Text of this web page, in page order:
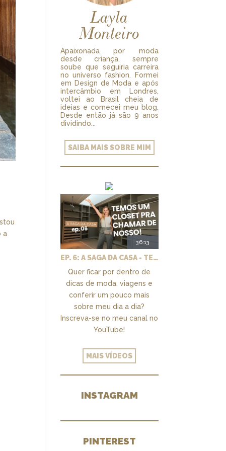
a
Layla
Monteiro
Apaixonada por moda
desde criança, sempre
soube que seguiria carreira
no universo fashion. Formei
em Design de Moda e após
intercâmbio em Londres,
voltei ao Brasil cheia de
ideias e comecei meu blog.
Desde então já são 9 anos
dividindo...
SAIBA MAIS SOBRE MIM
36:13
EP. 6: A SAGA DA CASA - TEMOS UM CLOSET PRA CHAMAR DE NOSSO + MARCENARIA E PAISAGISMO
Quer ficar por dentro de
dicas de moda, viagens e
conferir um pouco mais
sobre meu dia a dia?
Inscreva-se no meu canal no
YouTube!
MAIS VÍDEOS
INSTAGRAM
PINTEREST